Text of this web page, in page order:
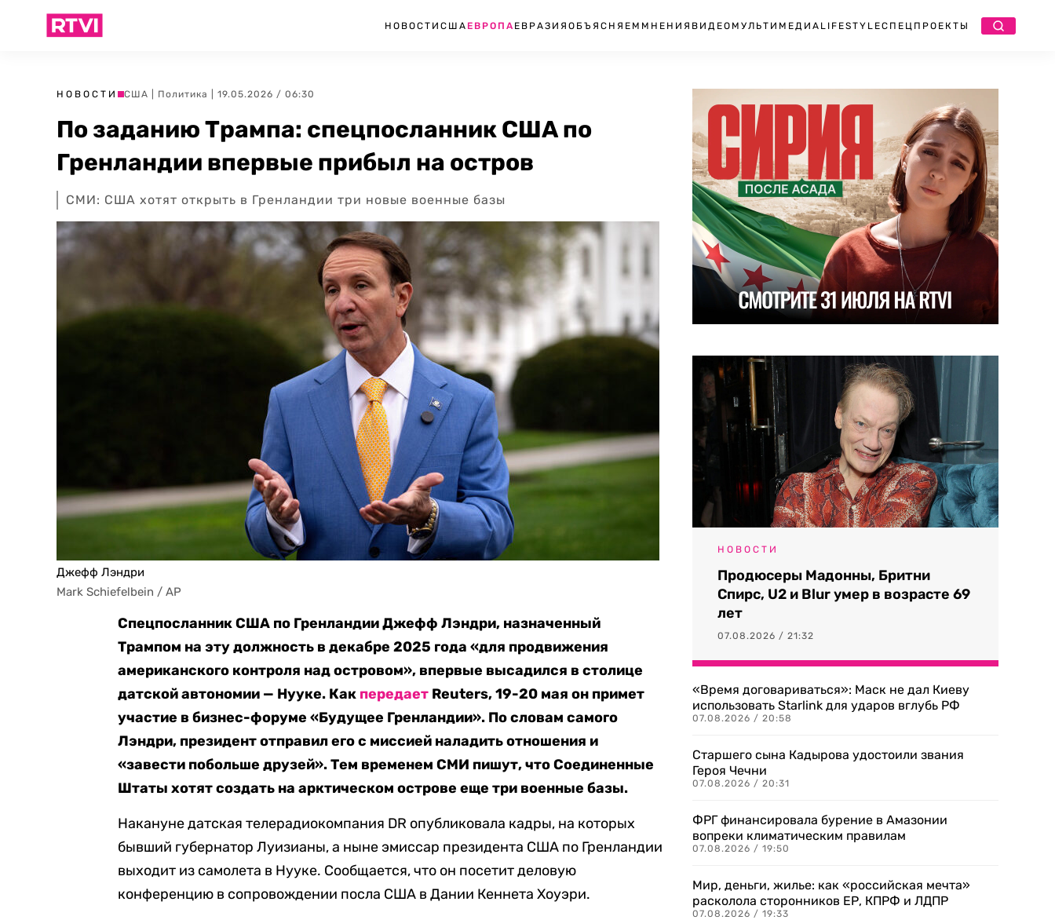
НОВОСТИ США ЕВРОПА ЕВРАЗИЯ ОБЪЯСНЯЕМ МНЕНИЯ ВИДЕО МУЛЬТИМЕДИА LIFESTYLEСПЕЦПРОЕКТЫ
НОВОСТИ США Политика | 19.05.2026 / 06:30
По заданию Трампа: спецпосланник США по
Гренландии впервые прибыл на остров
СМИ: США хотят открыть в Гренландии три новые военные базы
Джефф Лэндри
Mark Schiefelbein / AP
Спецпосланник США по Гренландии Джефф Лэндри, назначенный
Трампом на эту должность в декабре 2025 года «для продвижения
американского контроля над островом», впервые высадился в столице
датской автономии — Нууке. Как передает Reuters, 19-20 мая он примет
участие в бизнес-форуме «Будущее Гренландии». По словам самого
Лэндри, президент отправил его с миссией наладить отношения и
«завести побольше друзей». Тем временем СМИ пишут, что Соединенные
Штаты хотят создать на арктическом острове еще три военные базы.
Накануне датская телерадиокомпания DR опубликовала кадры, на которых
бывший губернатор Луизианы, а ныне эмиссар президента США по Гренландии
выходит из самолета в Нууке. Сообщается, что он посетит деловую
конференцию в сопровождении посла США в Дании Кеннета Хоуэри.
НОВОСТИ
Продюсеры Мадонны, Бритни
Спирс, U2 и Blur умер в возрасте 69
лет
07.08.2026 / 21:32
«Время договариваться»: Маск не дал Киеву
использовать Starlink для ударов вглубь РФ
07.08.2026 / 20:58
Старшего сына Кадырова удостоили звания
Героя Чечни
07.08.2026 / 20:31
ФРГ финансировала бурение в Амазонии
вопреки климатическим правилам
07.08.2026 / 19:50
Мир, деньги, жилье: как «российская мечта»
расколола сторонников ЕР, КПРФ и ЛДПР
07.08.2026 / 19:33